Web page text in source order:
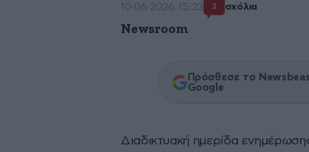
10·06·2026 15:23 3 σχόλια
Newsroom
Πρόσθεσε το
Google
Διαδικτυακή ημερίδα